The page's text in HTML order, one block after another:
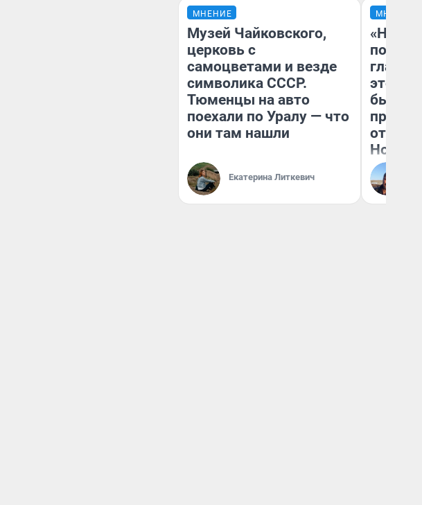
МНЕНИЕ
Музей Чайковского,
церковь с
самоцветами и везде
символика СССР.
Тюменцы на авто
поехали по Уралу — что
они там нашли
Екатерина Литкевич
МНЕНИЕ
этого
бьет
отзыв
Нолана